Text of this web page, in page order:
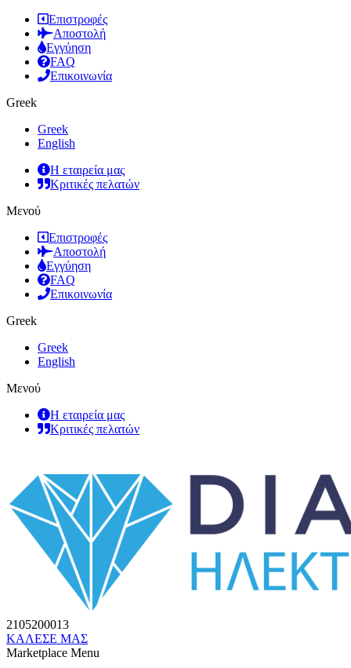
Επιστροφές
Αποστολή
Εγγύηση
FAQ
Επικοινωνία
Greek
Greek
English
Η εταιρεία μας
Κριτικές πελατών
Μενού
Επιστροφές
Αποστολή
Εγγύηση
FAQ
Επικοινωνία
Greek
Greek
English
Μενού
Η εταιρεία μας
Κριτικές πελατών
2105200013
ΚΑΛΕΣΕ ΜΑΣ
Marketplace Menu